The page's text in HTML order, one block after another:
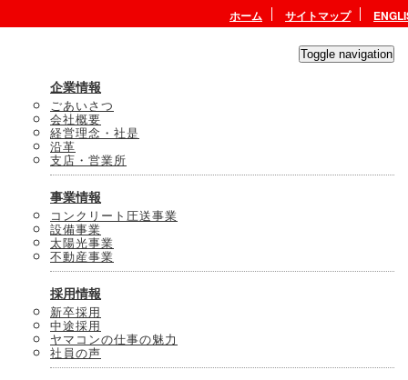
Toggle navigation
ホーム サイトマップ
企業情報
ごあいさつ
会社概要
経営理念・社是
沿革
支店・営業所
事業情報
コンクリート圧送事業
設備事業
太陽光事業
不動産事業
採用情報
新卒採用
中途採用
ヤマコンの仕事の魅力
社員の声
山形県工事実績
開始